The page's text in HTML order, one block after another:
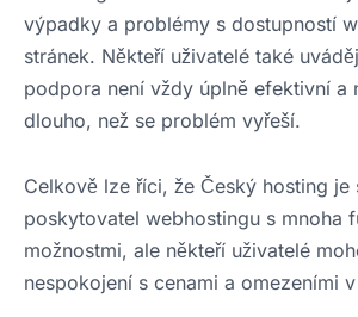
výpadky a problémy s dostupností
stránek. Někteří uživatelé také
podpora není vždy úplně efektivní a
dlouho, než se problém vyřeší.
Celkově lze říci, že Český hosting je
poskytovatel webhostingu s mnoha
možnostmi, ale někteří uživatelé
nespokojení s cenami a omezeními